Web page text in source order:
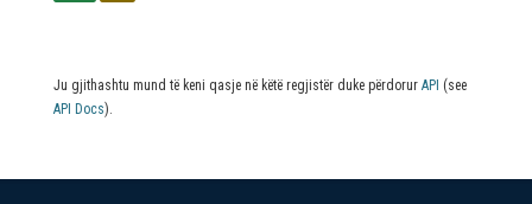
Ju gjithashtu mund të keni qasje në këtë regjistër duke përdorur API (see
API Docs).